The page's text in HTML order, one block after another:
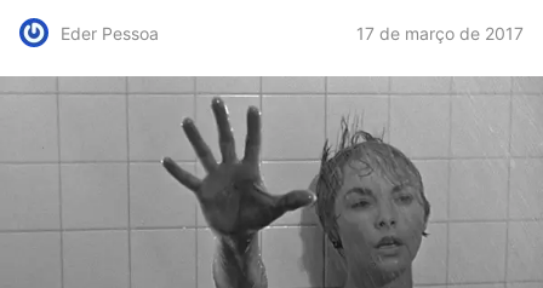
Eder Pessoa 17 de março de 2017